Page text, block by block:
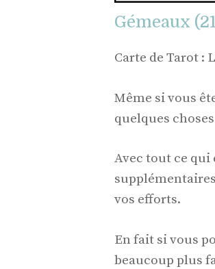
Gémeaux
Carte de Tarot :
Même si vous
quelques
Avec tout ce qui
vos efforts.
En fait si vous
beaucoup plus